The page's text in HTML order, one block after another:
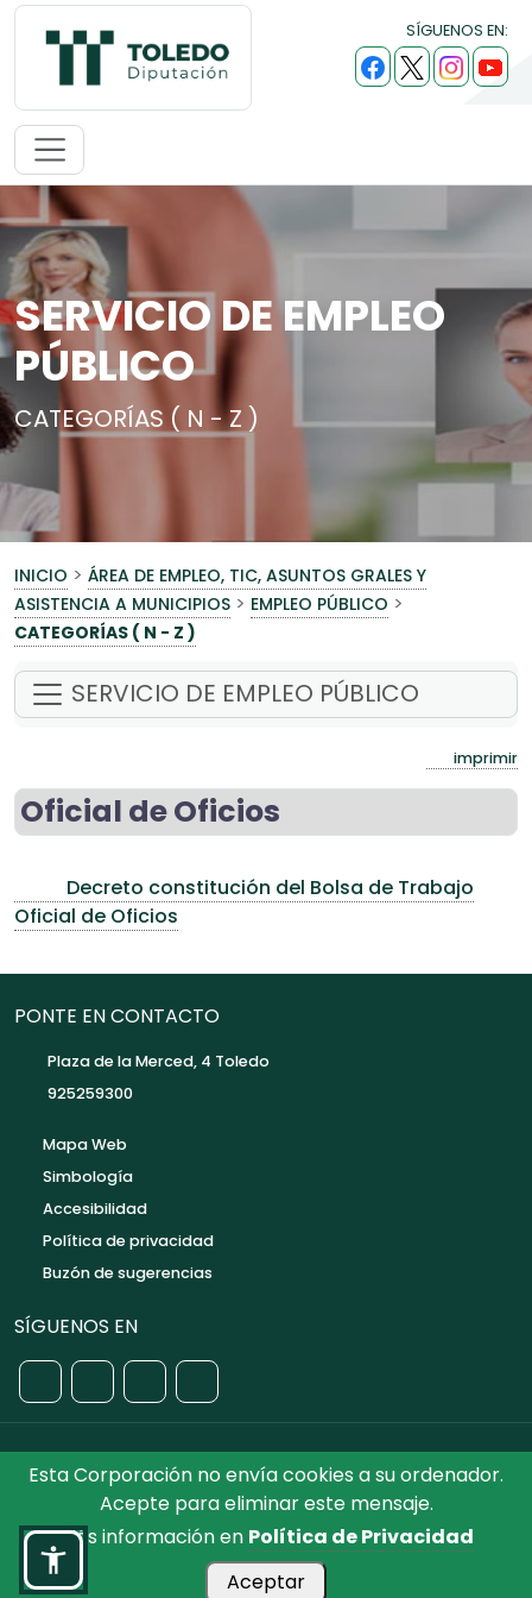
SÍGUENOS EN:
Esta Corporación no envía cookies a su ordenador.
Acepte para eliminar este mensaje.
Más información en Política de Privacidad
Aceptar
SERVICIO DE EMPLEO
PÚBLICO
CATEGORÍAS ( N - Z )
INICIO > ÁREA DE EMPLEO, TIC, ASUNTOS GRALES Y
ASISTENCIA A MUNICIPIOS > EMPLEO PÚBLICO >
CATEGORÍAS ( N - Z )
SERVICIO DE EMPLEO PÚBLICO
imprimir
Oficial de Oficios
Decreto constitución del Bolsa de Trabajo
Oficial de Oficios
PONTE EN CONTACTO
Plaza de la Merced, 4 Toledo
925259300
Mapa Web
Simbología
Accesibilidad
Política de privacidad
Buzón de sugerencias
SÍGUENOS EN
©2026 Diputación de Toledo. Reservados todos los
Derechos. Diseñado por Diputación de Toledo